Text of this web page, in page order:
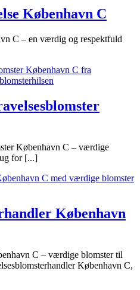
København C
C – en værdig og respektfuld
København C – værdige
for [...]
København
C – værdige blomster til
København C,